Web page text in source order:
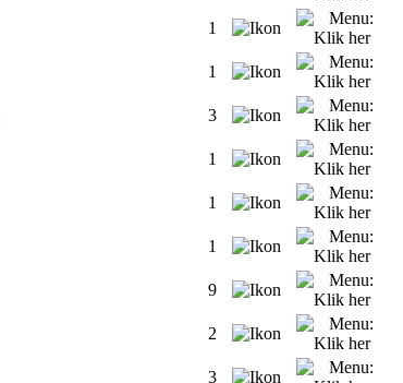
1
1
3
1
1
1
9
2
3